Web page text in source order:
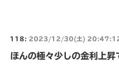
118: 2023/12/30(土)
ほんの極々少しの金利上昇